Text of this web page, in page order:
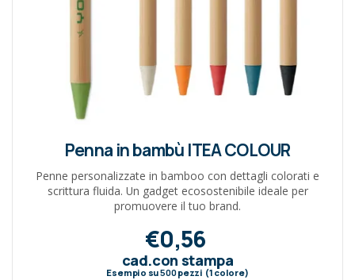
Penna in bambù ITEA COLOUR
Penne personalizzate in bamboo con dettagli colorati e
scrittura fluida. Un gadget ecosostenibile ideale per
promuovere il tuo brand.
€0,56
cad.con stampa
Esempio su500pezzi (1 colore)